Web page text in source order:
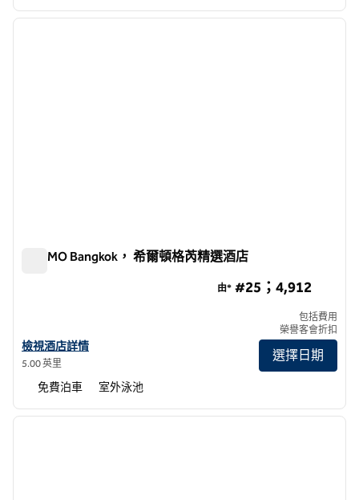
第 1 頁，共 12 頁
下一
KROMO Bangkok， 希爾頓格芮精選酒店
查看曼谷 KROMO， 希爾頓格芮精選酒店詳情
檢視酒店詳情
5.00 英里
由* #25；4,912
包括費用
榮譽客會折扣
選擇日期
免費泊車 室外泳池
第 1 頁，共 12 頁
下一